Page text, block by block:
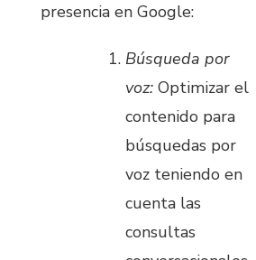
presencia en Google:
Búsqueda por
voz: Optimizar el
contenido para
búsquedas por
voz teniendo en
cuenta las
consultas